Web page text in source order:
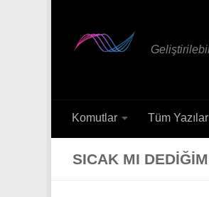
Komutlar Tüm Yazılar
SICAK MI